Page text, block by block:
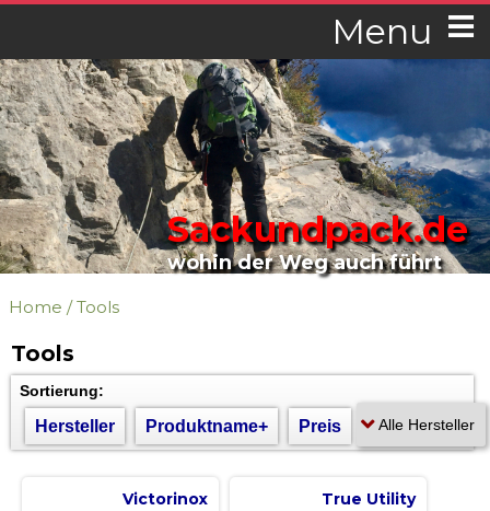
Menu
Sackundpack.de
wohin der Weg auch führt
Home /Tools
Tools
Sortierung:
Hersteller Produktname+ Preis
Victorinox True Utility